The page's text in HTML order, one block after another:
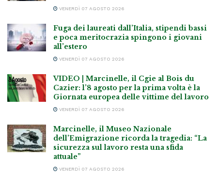
VENERDÌ 07 AGOSTO 2026
Fuga dei laureati dall’Italia, stipendi bassi
e poca meritocrazia spingono i giovani
all’estero
VENERDÌ 07 AGOSTO 2026
VIDEO | Marcinelle, il Cgie al Bois du
Cazier: l’8 agosto per la prima volta è la
Giornata europea delle vittime del lavoro
VENERDÌ 07 AGOSTO 2026
Marcinelle, il Museo Nazionale
dell’Emigrazione ricorda la tragedia: “La
sicurezza sul lavoro resta una sfida
attuale”
VENERDÌ 07 AGOSTO 2026